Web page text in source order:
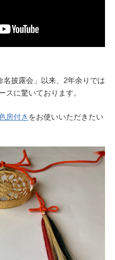
名披露会」以来、2年余りでは
スに驚いております。
房付き をお使いいただきたい